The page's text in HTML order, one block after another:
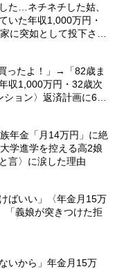
た…ネチネチした姑、
いた年収1,000万円・
に突如として投下され
ったよ！」→「82歳ま
収1,000万円・32歳次
ョン〉返済計画に61
年金「月14万円」に絶
学進学を控える高2娘
言〉に涙した理由
ばいい」〈年金月15万
「義娘が突きつけた拒
いから」年金月15万